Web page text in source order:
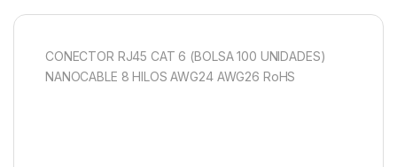
CONECTOR RJ45 CAT 6 (BOLSA 100 UNIDADES)
NANOCABLE 8 HILOS AWG24 AWG26 RoHS